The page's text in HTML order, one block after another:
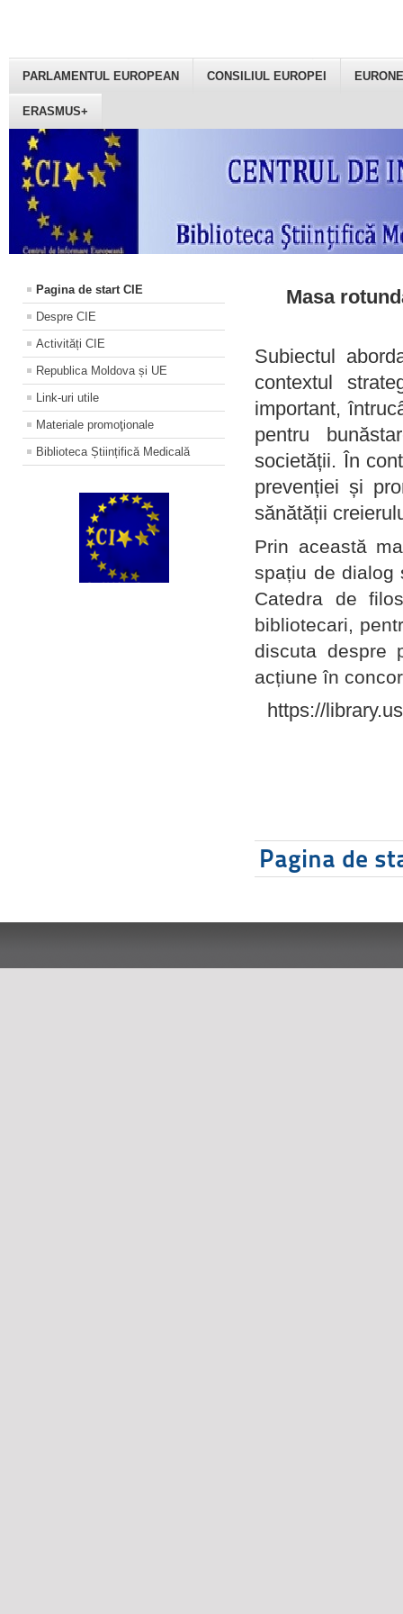
PARLAMENTUL EUROPEAN CONSILIUL EUROPEI
ERASMUS+
Pagina de start CIE
Despre CIE
Activități CIE
Republica Moldova și UE
Link-uri utile
Materiale promoţionale
Biblioteca Științifică Medicală
Masa
Subiectul
contextul
important,
pentru
societății. În
prevenției și
sănătății
Prin această
spațiu de dialog
Catedra de
bibliotecari,
discuta despre
acțiune în
https://
Pagina de